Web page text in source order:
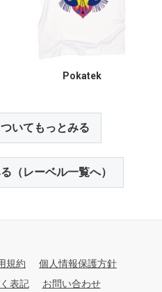
Pokatek
いてもっとみる
（レーベル一覧へ）
規約
個人情報保護方針
表記
お問い合わせ